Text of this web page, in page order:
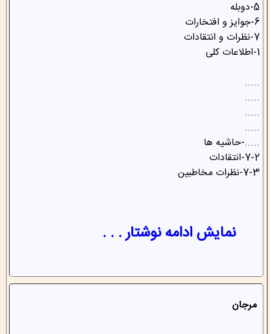
5-دوبله
6-جوایز و افتخارات
7-نظرات و انتقادات
1-اطلاعات کلی
.....
.....
.....
.....
.....-حاشیه ها
7-2-انتقادات
7-3-نظرات مخاطبین
نمایش ادامه نوشتار . . .
مرجان